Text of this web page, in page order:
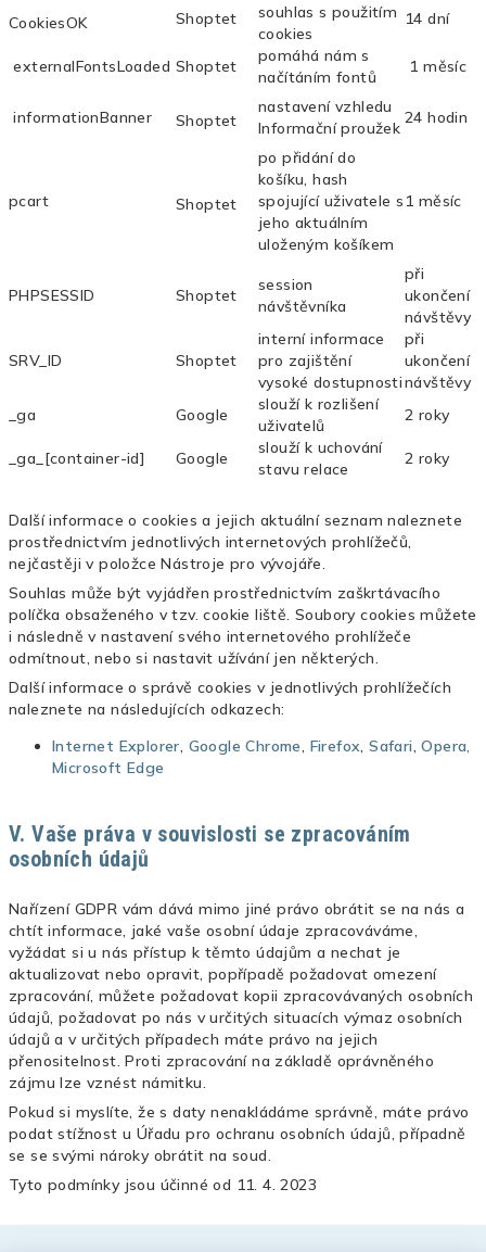
CookiesOK Shoptet
souhlas s použitím
cookies
14 dní
externalFontsLoaded Shoptet
pomáhá nám s
načítáním fontů
1 měsíc
informationBanner Shoptet
nastavení vzhledu
Informační proužek
24 hodin
pcart Shoptet
po přidání do
košíku, hash
spojující uživatele s
jeho aktuálním
uloženým košíkem
1 měsíc
PHPSESSID Shoptet
session
návštěvníka
při
ukončení
návštěvy
SRV_ID Shoptet
interní informace
pro zajištění
vysoké dostupnosti
při
ukončení
návštěvy
_ga
Google
slouží k rozlišení
uživatelů
2 roky
_ga_[container-id] Google
slouží k uchování
stavu relace
2 roky
Další informace o cookies a jejich aktuální seznam naleznete
prostřednictvím jednotlivých internetových prohlížečů,
nejčastěji v položce Nástroje pro vývojáře.
Souhlas může být vyjádřen prostřednictvím zaškrtávacího
políčka obsaženého v tzv. cookie liště. Soubory cookies můžete
i následně v nastavení svého internetového prohlížeče
odmítnout, nebo si nastavit užívání jen některých.
Další informace o správě cookies v jednotlivých prohlížečích
naleznete na následujících odkazech:
Internet Explorer, Google Chrome, Firefox,Safari,Opera,
Microsoft Edge
V. Vaše práva v souvislosti se zpracováním
osobních údajů
Nařízení GDPR vám dává mimo jiné právo obrátit se na nás a
chtít informace, jaké vaše osobní údaje zpracováváme,
vyžádat si u nás přístup k těmto údajům a nechat je
aktualizovat nebo opravit, popřípadě požadovat omezení
zpracování, můžete požadovat kopii zpracovávaných osobních
údajů, požadovat po nás v určitých situacích výmaz osobních
údajů a v určitých případech máte právo na jejich
přenositelnost. Proti zpracování na základě oprávněného
zájmu lze vznést námitku.
Pokud si myslíte, že s daty nenakládáme správně, máte právo
podat stížnost u Úřadu pro ochranu osobních údajů, případně
se se svými nároky obrátit na soud.
Tyto podmínky jsou účinné od 11. 4. 2023